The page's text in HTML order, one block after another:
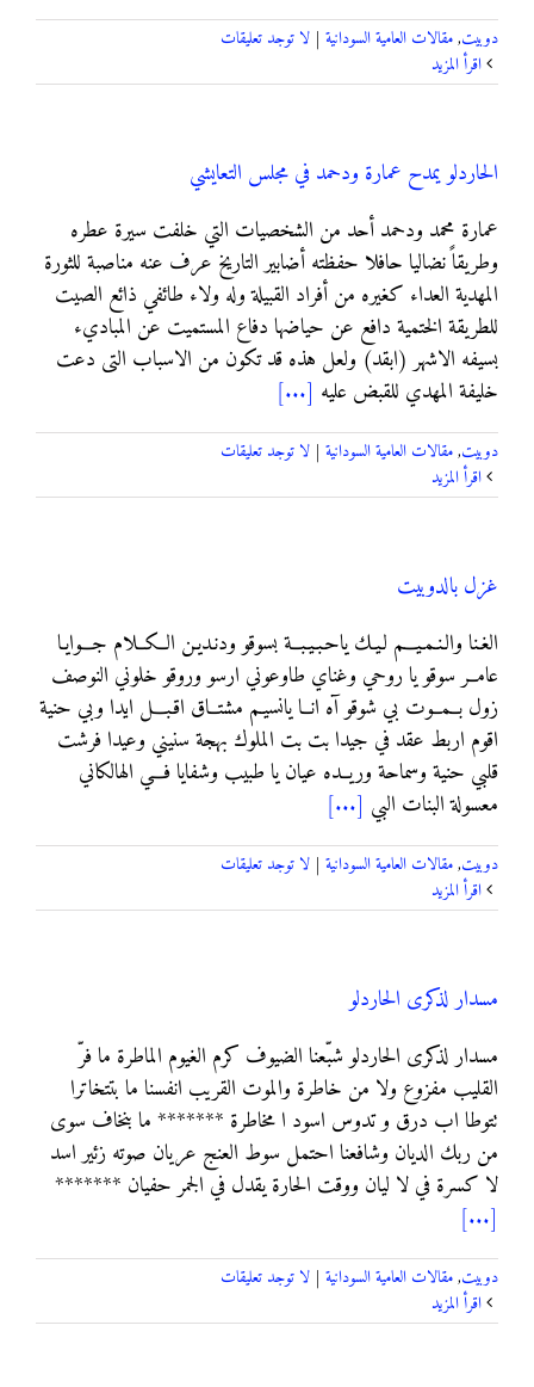
دوبيت,مقالات العامية السودانية | لا توجد تعليقات
الحاردلو يمدح عمارة ودحمد في مجلس التعايشي
عمارة محمد ودحمد أحد من الشخصيات التي خلفت سيرة عطره
وطريقاً نضاليا حافلا حفظته أضابير التاريخ عرف عنه مناصبة للثورة
المهدية العداء كغيره من أفراد القبيلة وله ولاء طائفي ذائع الصيت
للطريقة الختمية دافع عن حياضها دفاع المستميت عن المباديء
بسيفه الاشهر (ابقد) ولعل هذه قد تكون من الاسباب التى دعت
خليفة المهدي للقبض عليه [...]
دوبيت,مقالات العامية السودانية | لا توجد تعليقات
غزل بالدوبيت
الغـنا والـنـمـيـــم لـيـك ياحـبـيـبــة بسوقو ودنـديـن الــكــلام جـــوايـا
عامــر سوقو يا روحي وغناي طاوعوني ارسو وروقو خلوني النوصف
زول بــمــوت بي شوقو آه انــا يانسيـم مشتــاق اقـبـــل ايدا وبي حنية
اقوم اربط عقد في جيدا بت بت الملوك بهجة سنيني وعيدا فرشت
قلبي حنية وسماحة وريــده عيان يا طبيب وشفايا فـــي الهالكاني
معسولة البنات البي [...]
دوبيت,مقالات العامية السودانية | لا توجد تعليقات
مسدار لذكرى الحاردلو
مسدار لذكرى الحاردلو شبّعنا الضيوف كرم الغيوم الماطرة ما فرّ
القليب مفزوع ولا من خاطرة والموت القريب انفسنا ما بتتخاترا
تتوطا اب درق و تدوس اسود ا مخاطرة ******* ما بنخاف سوى
من ربك الديان وشافعنا احتمل سوط العنج عريان صوته زئير اسد
لا كسرة في لا ليان ووقت الحارة يقدل في الجمر حفيان *******
[...]
دوبيت,مقالات العامية السودانية | لا توجد تعليقات